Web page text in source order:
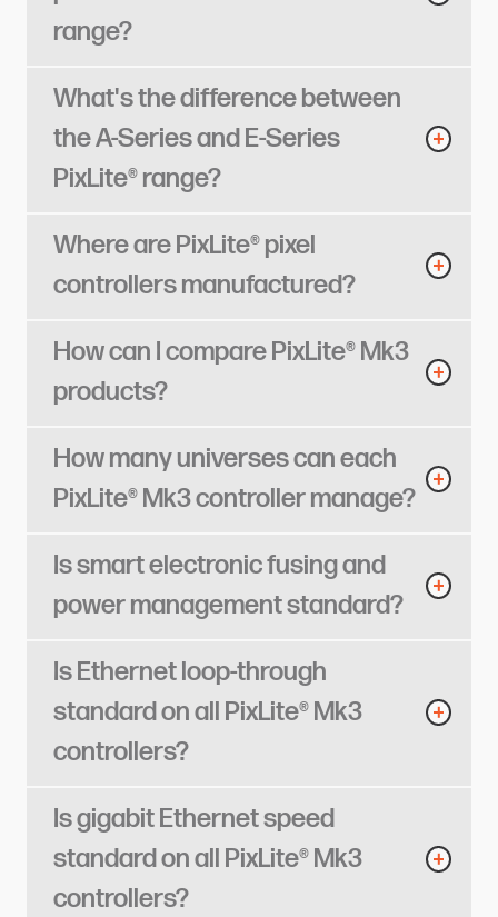
range?​​​​‌ ‍ ​‍​‍‌‍ ‌ ​‍‌‍‍‌‌‍‌ ‌‍‍‌‌‍ ‍​‍​‍​ ‍‍​‍​‍‌ ​ ‌‍​‌‌‍ ‍‌‍‍‌‌ ‌​‌ ‍‌​‍ ‍‌‍‍‌‌‍ ​‍​‍​‍ ​​‍​‍‌‍‍​‌ ​‍‌‍‌‌‌‍‌‍​‍​‍​ ‍‍​‍​‍​‍ ‌ ​ ‌ ‌​‌ ‌‌‌‍‌​‌‍‍‌‌‍ ​‍ ‌‍‍‌‌‍ ‍‌ ‌​‌‍‌‌‌‍ ‍‌ ‌​​‍ ‌‍‌‌‌‍‌​‌‍‍‌‌ ‌​​‍ ‌‍ ‌‌‍ ‌‍‌​‌‍‌‌​ ‌‌ ​​‌ ​‍‌‍‌‌‌ ​ ‌‍‌‌‌‍ ‍‌ ‌​‌‍​‌‌ ‌​‌‍‍‌‌‍ ‌‍ ‍​ ‍ ‌‍‍‌‌‍‌​​ ‌​ ​​​ ​‌​ ​‍​ ​​‌‍‌‌‌‍​‌​ ‌‌​ ‌ ​‍ ‌‌‍​ ‌‍​‍‌‍‌‌​ ‌‌​‍ ‌​ ‌​‌‍‌‍​ ​​​ ‌‍​‍ ‌​ ‍​​ ​‍​ ​‍​ ​‍​‍ ‌​ ​‌​ ​‍‌‍​ ​ ​​‌‍​‌​ ‌‌‌‍‌‌‌‍​‌​ ‌‌‌‍​‌​ ‌ ​ ‍​​ ‍ ‌ ‌​‌ ‍‌‌ ​​‌‍‌‌​ ‌‌‍‌‍‌‍​‌‌ ​‌​ ‍ ‌ ​​‌‍​‌‌ ‌​‌‍‍​​ ‌‌ ‌​‌‍‍‌‌ ‌​‌‍ ​‌‍‌‌​ ‌‍​‍‌‍​‌‌ ​ ‌‍‌‌‌‌‌‌‌ ​‍‌‍ ​​ ‌​‍‌‌​ ​‍‌​‌‍‌ ​ ‌ ‌​‌ ‌‌‌‍‌​‌‍‍‌‌‍ ​‍‌‍‌‍‍‌‌‍‌​​ ‌​ ​​​ ​‌​ ​‍​ ​​‌‍‌‌‌‍​‌​ ‌‌​ ‌ ​‍ ‌‌‍​ ‌‍​‍‌‍‌‌​ ‌‌​‍ ‌​ ‌​‌‍‌‍​ ​​​ ‌‍​‍ ‌​ ‍​​ ​‍​ ​‍​ ​‍​‍ ‌​ ​‌​ ​‍‌‍​ ​ ​​‌‍​‌​ ‌‌‌‍‌‌‌‍​‌​ ‌‌‌‍​‌​ ‌ ​ ‍​​‍‌‍‌ ‌​‌ ‍‌‌ ​​‌‍‌‌​ ‌‌‍‌‍‌‍​‌‌ ​‌​‍‌‍‌ ​​‌‍​‌‌ ‌​‌‍‍​​ ‌‌ ‌​‌‍‍‌‌ ‌​‌‍ ​‌‍‌‌​‍‌‍‌ ​​‌‍‌‌‌ ​‍‌ ​ ‌ ​​‌‍‌‌‌‍​ ‌ ‌​‌‍‍‌‌ ‌‍‌‍‌‌​ ‌‌ ​​‌ ‌‌‌‍​‍‌‍ ​‌‍‍‌‌ ​ ‌‍‍​‌‍‌‌‌‍‌​​‍​‍‌ ‌
What's the difference between
the A-Series and E-Series
PixLite® range?​​​​‌ ‍ ​‍​‍‌‍ ‌ ​‍‌‍‍‌‌‍‌ ‌‍‍‌‌‍ ‍​‍​‍​ ‍‍​‍​‍‌ ​ ‌‍​‌‌‍ ‍‌‍‍‌‌ ‌​‌ ‍‌​‍ ‍‌‍‍‌‌‍ ​‍​‍​‍ ​​‍​‍‌‍‍​‌ ​‍‌‍‌‌‌‍‌‍​‍​‍​ ‍‍​‍​‍​‍ ‌ ​ ‌ ‌​‌ ‌‌‌‍‌​‌‍‍‌‌‍ ​‍ ‌‍‍‌‌‍ ‍‌ ‌​‌‍‌‌‌‍ ‍‌ ‌​​‍ ‌‍‌‌‌‍‌​‌‍‍‌‌ ‌​​‍ ‌‍ ‌‌‍ ‌‍‌​‌‍‌‌​ ‌‌ ​​‌ ​‍‌‍‌‌‌ ​ ‌‍‌‌‌‍ ‍‌ ‌​‌‍​‌‌ ‌​‌‍‍‌‌‍ ‌‍ ‍​ ‍ ‌‍‍‌‌‍‌​​ ‌​ ​​​ ‌ ‌‍​‍​ ‍‌​ ‌‌‌‍​ ​ ​‍​ ‍​​‍ ‌​ ‍‌‌‍​ ​ ‌‌‌‍​‍​‍ ‌​ ‌​​ ‌‍‌‍‌​​ ‌​​‍ ‌‌‍​‍‌‍​ ​ ‍‌​ ​​​‍ ‌‌‍‌‌‌‍‌‍​ ‌​​ ‌‍​ ‍‌‌‍‌‍‌‍‌‍​ ‍‌‌‍‌​​ ‌ ​ ‌‍‌‍‌‍​ ‍ ‌ ‌​‌ ‍‌‌ ​​‌‍‌‌​ ‌‌‍‌‍‌‍​‌‌ ​‌​ ‍ ‌ ​​‌‍​‌‌ ‌​‌‍‍​​ ‌‌ ‌​‌‍‍‌‌ ‌​‌‍ ​‌‍‌‌​ ‌‍​‍‌‍​‌‌ ​ ‌‍‌‌‌‌‌‌‌ ​‍‌‍ ​​ ‌​‍‌‌​ ​‍‌​‌‍‌ ​ ‌ ‌​‌ ‌‌‌‍‌​‌‍‍‌‌‍ ​‍‌‍‌‍‍‌‌‍‌​​ ‌​ ​​​ ‌ ‌‍​‍​ ‍‌​ ‌‌‌‍​ ​ ​‍​ ‍​​‍ ‌​ ‍‌‌‍​ ​ ‌‌‌‍​‍​‍ ‌​ ‌​​ ‌‍‌‍‌​​ ‌​​‍ ‌‌‍​‍‌‍​ ​ ‍‌​ ​​​‍ ‌‌‍‌‌‌‍‌‍​ ‌​​ ‌‍​ ‍‌‌‍‌‍‌‍‌‍​ ‍‌‌‍‌​​ ‌ ​ ‌‍‌‍‌‍​‍‌‍‌ ‌​‌ ‍‌‌ ​​‌‍‌‌​ ‌‌‍‌‍‌‍​‌‌ ​‌​‍‌‍‌ ​​‌‍​‌‌ ‌​‌‍‍​​ ‌‌ ‌​‌‍‍‌‌ ‌​‌‍ ​‌‍‌‌​‍‌‍‌ ​​‌‍‌‌‌ ​‍‌ ​ ‌ ​​‌‍‌‌‌‍​ ‌ ‌​‌‍‍‌‌ ‌‍‌‍‌‌​ ‌‌ ​​‌ ‌‌‌‍​‍‌‍ ​‌‍‍‌‌ ​ ‌‍‍​‌‍‌‌‌‍‌​​‍​‍‌ ‌
Where are PixLite® pixel
controllers manufactured?​​​​‌ ‍ ​‍​‍‌‍ ‌ ​‍‌‍‍‌‌‍‌ ‌‍‍‌‌‍ ‍​‍​‍​ ‍‍​‍​‍‌ ​ ‌‍​‌‌‍ ‍‌‍‍‌‌ ‌​‌ ‍‌​‍ ‍‌‍‍‌‌‍ ​‍​‍​‍ ​​‍​‍‌‍‍​‌ ​‍‌‍‌‌‌‍‌‍​‍​‍​ ‍‍​‍​‍​‍ ‌ ​ ‌ ‌​‌ ‌‌‌‍‌​‌‍‍‌‌‍ ​‍ ‌‍‍‌‌‍ ‍‌ ‌​‌‍‌‌‌‍ ‍‌ ‌​​‍ ‌‍‌‌‌‍‌​‌‍‍‌‌ ‌​​‍ ‌‍ ‌‌‍ ‌‍‌​‌‍‌‌​ ‌‌ ​​‌ ​‍‌‍‌‌‌ ​ ‌‍‌‌‌‍ ‍‌ ‌​‌‍​‌‌ ‌​‌‍‍‌‌‍ ‌‍ ‍​ ‍ ‌‍‍‌‌‍‌​​ ‌​ ‌ ​ ‍​‌‍‌​‌‍​ ‌‍​‌​ ​‌‌‍‌​​ ‌‍​‍ ‌​ ​‍‌‍‌​​ ‌‍‌‍‌​​‍ ‌​ ‌​‌‍‌​​ ‌‌‌‍​‌​‍ ‌​ ‍‌​ ‌‌​ ‌‍​ ​‌​‍ ‌‌‍​ ‌‍​‍‌‍​ ​ ‌‌​ ‌ ​ ​​‌‍‌​‌‍​ ​ ‍‌​ ​‍​ ‍‌​ ‍‌​ ‍ ‌ ‌​‌ ‍‌‌ ​​‌‍‌‌​ ‌‌‍‌‍‌‍​‌‌ ​‌​ ‍ ‌ ​​‌‍​‌‌ ‌​‌‍‍​​ ‌‌ ‌​‌‍‍‌‌ ‌​‌‍ ​‌‍‌‌​ ‌‍​‍‌‍​‌‌ ​ ‌‍‌‌‌‌‌‌‌ ​‍‌‍ ​​ ‌​‍‌‌​ ​‍‌​‌‍‌ ​ ‌ ‌​‌ ‌‌‌‍‌​‌‍‍‌‌‍ ​‍‌‍‌‍‍‌‌‍‌​​ ‌​ ‌ ​ ‍​‌‍‌​‌‍​ ‌‍​‌​ ​‌‌‍‌​​ ‌‍​‍ ‌​ ​‍‌‍‌​​ ‌‍‌‍‌​​‍ ‌​ ‌​‌‍‌​​ ‌‌‌‍​‌​‍ ‌​ ‍‌​ ‌‌​ ‌‍​ ​‌​‍ ‌‌‍​ ‌‍​‍‌‍​ ​ ‌‌​ ‌ ​ ​​‌‍‌​‌‍​ ​ ‍‌​ ​‍​ ‍‌​ ‍‌​‍‌‍‌ ‌​‌ ‍‌‌ ​​‌‍‌‌​ ‌‌‍‌‍‌‍​‌‌ ​‌​‍‌‍‌ ​​‌‍​‌‌ ‌​‌‍‍​​ ‌‌ ‌​‌‍‍‌‌ ‌​‌‍ ​‌‍‌‌​‍‌‍‌ ​​‌‍‌‌‌ ​‍‌ ​ ‌ ​​‌‍‌‌‌‍​ ‌ ‌​‌‍‍‌‌ ‌‍‌‍‌‌​ ‌‌ ​​‌ ‌‌‌‍​‍‌‍ ​‌‍‍‌‌ ​ ‌‍‍​‌‍‌‌‌‍‌​​‍​‍‌ ‌
How can I compare PixLite® Mk3
products?​​​​‌ ‍ ​‍​‍‌‍ ‌ ​‍‌‍‍‌‌‍‌ ‌‍‍‌‌‍ ‍​‍​‍​ ‍‍​‍​‍‌ ​ ‌‍​‌‌‍ ‍‌‍‍‌‌ ‌​‌ ‍‌​‍ ‍‌‍‍‌‌‍ ​‍​‍​‍ ​​‍​‍‌‍‍​‌ ​‍‌‍‌‌‌‍‌‍​‍​‍​ ‍‍​‍​‍​‍ ‌ ​ ‌ ‌​‌ ‌‌‌‍‌​‌‍‍‌‌‍ ​‍ ‌‍‍‌‌‍ ‍‌ ‌​‌‍‌‌‌‍ ‍‌ ‌​​‍ ‌‍‌‌‌‍‌​‌‍‍‌‌ ‌​​‍ ‌‍ ‌‌‍ ‌‍‌​‌‍‌‌​ ‌‌ ​​‌ ​‍‌‍‌‌‌ ​ ‌‍‌‌‌‍ ‍‌ ‌​‌‍​‌‌ ‌​‌‍‍‌‌‍ ‌‍ ‍​ ‍ ‌‍‍‌‌‍‌​​ ‌​ ‌​​ ‌ ​ ​‍‌‍​ ‌‍​‌​ ​​​ ​ ​ ​ ​‍ ‌‌‍‌‌​ ​‌‌‍​ ​ ‍​​‍ ‌​ ‌​​ ​‍​ ​‍‌‍‌​​‍ ‌​ ‍​​ ‍​​ ​‍‌‍‌​​‍ ‌​ ​‌​ ‌‍‌‍​‍‌‍​‌​ ​​‌‍​‍​ ‌‌‌‍‌‌‌‍​ ‌‍‌‍‌‍‌‌​ ‌ ​ ‍ ‌ ‌​‌ ‍‌‌ ​​‌‍‌‌​ ‌‌‍‌‍‌‍​‌‌ ​‌​ ‍ ‌ ​​‌‍​‌‌ ‌​‌‍‍​​ ‌‌ ‌​‌‍‍‌‌ ‌​‌‍ ​‌‍‌‌​ ‌‍​‍‌‍​‌‌ ​ ‌‍‌‌‌‌‌‌‌ ​‍‌‍ ​​ ‌​‍‌‌​ ​‍‌​‌‍‌ ​ ‌ ‌​‌ ‌‌‌‍‌​‌‍‍‌‌‍ ​‍‌‍‌‍‍‌‌‍‌​​ ‌​ ‌​​ ‌ ​ ​‍‌‍​ ‌‍​‌​ ​​​ ​ ​ ​ ​‍ ‌‌‍‌‌​ ​‌‌‍​ ​ ‍​​‍ ‌​ ‌​​ ​‍​ ​‍‌‍‌​​‍ ‌​ ‍​​ ‍​​ ​‍‌‍‌​​‍ ‌​ ​‌​ ‌‍‌‍​‍‌‍​‌​ ​​‌‍​‍​ ‌‌‌‍‌‌‌‍​ ‌‍‌‍‌‍‌‌​ ‌ ​‍‌‍‌ ‌​‌ ‍‌‌ ​​‌‍‌‌​ ‌‌‍‌‍‌‍​‌‌ ​‌​‍‌‍‌ ​​‌‍​‌‌ ‌​‌‍‍​​ ‌‌ ‌​‌‍‍‌‌ ‌​‌‍ ​‌‍‌‌​‍‌‍‌ ​​‌‍‌‌‌ ​‍‌ ​ ‌ ​​‌‍‌‌‌‍​ ‌ ‌​‌‍‍‌‌ ‌‍‌‍‌‌​ ‌‌ ​​‌ ‌‌‌‍​‍‌‍ ​‌‍‍‌‌ ​ ‌‍‍​‌‍‌‌‌‍‌​​‍​‍‌ ‌
How many universes can each
PixLite® Mk3 controller manage?​​​​‌ ‍ ​‍​‍‌‍ ‌ ​‍‌‍‍‌‌‍‌ ‌‍‍‌‌‍ ‍​‍​‍​ ‍‍​‍​‍‌ ​ ‌‍​‌‌‍ ‍‌‍‍‌‌ ‌​‌ ‍‌​‍ ‍‌‍‍‌‌‍ ​‍​‍​‍ ​​‍​‍‌‍‍​‌ ​‍‌‍‌‌‌‍‌‍​‍​‍​ ‍‍​‍​‍​‍ ‌ ​ ‌ ‌​‌ ‌‌‌‍‌​‌‍‍‌‌‍ ​‍ ‌‍‍‌‌‍ ‍‌ ‌​‌‍‌‌‌‍ ‍‌ ‌​​‍ ‌‍‌‌‌‍‌​‌‍‍‌‌ ‌​​‍ ‌‍ ‌‌‍ ‌‍‌​‌‍‌‌​ ‌‌ ​​‌ ​‍‌‍‌‌‌ ​ ‌‍‌‌‌‍ ‍‌ ‌​‌‍​‌‌ ‌​‌‍‍‌‌‍ ‌‍ ‍​ ‍ ‌‍‍‌‌‍‌​​ ‌‌‍‌‌​ ​‍​ ‌‍​ ‌ ‌‍​ ​ ​‍​ ‌‌​ ‍​​‍ ‌​ ‌​‌‍​ ​ ‍​‌‍‌‍​‍ ‌​ ‌​‌‍​ ​ ​​‌‍​‍​‍ ‌​ ‍‌​ ‌‌‌‍‌‌​ ‌‍​‍ ‌​ ‌‍​ ​ ‌‍​‌​ ‌‌​ ​​​ ‌‍​ ​‌​ ‌‍​ ‌‍​ ‌ ​ ​‌​ ​​​ ‍ ‌ ‌​‌ ‍‌‌ ​​‌‍‌‌​ ‌‌‍‌‍‌‍​‌‌ ​‌​ ‍ ‌ ​​‌‍​‌‌ ‌​‌‍‍​​ ‌‌ ‌​‌‍‍‌‌ ‌​‌‍ ​‌‍‌‌​ ‌‍​‍‌‍​‌‌ ​ ‌‍‌‌‌‌‌‌‌ ​‍‌‍ ​​ ‌​‍‌‌​ ​‍‌​‌‍‌ ​ ‌ ‌​‌ ‌‌‌‍‌​‌‍‍‌‌‍ ​‍‌‍‌‍‍‌‌‍‌​​ ‌‌‍‌‌​ ​‍​ ‌‍​ ‌ ‌‍​ ​ ​‍​ ‌‌​ ‍​​‍ ‌​ ‌​‌‍​ ​ ‍​‌‍‌‍​‍ ‌​ ‌​‌‍​ ​ ​​‌‍​‍​‍ ‌​ ‍‌​ ‌‌‌‍‌‌​ ‌‍​‍ ‌​ ‌‍​ ​ ‌‍​‌​ ‌‌​ ​​​ ‌‍​ ​‌​ ‌‍​ ‌‍​ ‌ ​ ​‌​ ​​​‍‌‍‌ ‌​‌ ‍‌‌ ​​‌‍‌‌​ ‌‌‍‌‍‌‍​‌‌ ​‌​‍‌‍‌ ​​‌‍​‌‌ ‌​‌‍‍​​ ‌‌ ‌​‌‍‍‌‌ ‌​‌‍ ​‌‍‌‌​‍‌‍‌ ​​‌‍‌‌‌ ​‍‌ ​ ‌ ​​‌‍‌‌‌‍​ ‌ ‌​‌‍‍‌‌ ‌‍‌‍‌‌​ ‌‌ ​​‌ ‌‌‌‍​‍‌‍ ​‌‍‍‌‌ ​ ‌‍‍​‌‍‌‌‌‍‌​​‍​‍‌ ‌
Is smart electronic fusing and
power management standard?​​​​‌ ‍ ​‍​‍‌‍ ‌ ​‍‌‍‍‌‌‍‌ ‌‍‍‌‌‍ ‍​‍​‍​ ‍‍​‍​‍‌ ​ ‌‍​‌‌‍ ‍‌‍‍‌‌ ‌​‌ ‍‌​‍ ‍‌‍‍‌‌‍ ​‍​‍​‍ ​​‍​‍‌‍‍​‌ ​‍‌‍‌‌‌‍‌‍​‍​‍​ ‍‍​‍​‍​‍ ‌ ​ ‌ ‌​‌ ‌‌‌‍‌​‌‍‍‌‌‍ ​‍ ‌‍‍‌‌‍ ‍‌ ‌​‌‍‌‌‌‍ ‍‌ ‌​​‍ ‌‍‌‌‌‍‌​‌‍‍‌‌ ‌​​‍ ‌‍ ‌‌‍ ‌‍‌​‌‍‌‌​ ‌‌ ​​‌ ​‍‌‍‌‌‌ ​ ‌‍‌‌‌‍ ‍‌ ‌​‌‍​‌‌ ‌​‌‍‍‌‌‍ ‌‍ ‍​ ‍ ‌‍‍‌‌‍‌​​ ‌‌‍‌‍‌‍‌‌​ ‌‍​ ​ ‌‍​ ​ ‌‌‌‍​‍‌‍‌​​‍ ‌​ ​ ‌‍‌‍​ ​‍​ ​‍​‍ ‌​ ‌​‌‍​‍​ ‌‌​ ‌‍​‍ ‌​ ‍​​ ‌‌​ ‍‌​ ​​​‍ ‌​ ‌‍​ ‌​‌‍‌‌​ ‌​‌‍‌‍‌‍‌‌​ ​ ​ ‌‌‌‍‌‍​ ‍​‌‍‌‌‌‍​‍​ ‍ ‌ ‌​‌ ‍‌‌ ​​‌‍‌‌​ ‌‌‍‌‍‌‍​‌‌ ​‌​ ‍ ‌ ​​‌‍​‌‌ ‌​‌‍‍​​ ‌‌ ‌​‌‍‍‌‌ ‌​‌‍ ​‌‍‌‌​ ‌‍​‍‌‍​‌‌ ​ ‌‍‌‌‌‌‌‌‌ ​‍‌‍ ​​ ‌​‍‌‌​ ​‍‌​‌‍‌ ​ ‌ ‌​‌ ‌‌‌‍‌​‌‍‍‌‌‍ ​‍‌‍‌‍‍‌‌‍‌​​ ‌‌‍‌‍‌‍‌‌​ ‌‍​ ​ ‌‍​ ​ ‌‌‌‍​‍‌‍‌​​‍ ‌​ ​ ‌‍‌‍​ ​‍​ ​‍​‍ ‌​ ‌​‌‍​‍​ ‌‌​ ‌‍​‍ ‌​ ‍​​ ‌‌​ ‍‌​ ​​​‍ ‌​ ‌‍​ ‌​‌‍‌‌​ ‌​‌‍‌‍‌‍‌‌​ ​ ​ ‌‌‌‍‌‍​ ‍​‌‍‌‌‌‍​‍​‍‌‍‌ ‌​‌ ‍‌‌ ​​‌‍‌‌​ ‌‌‍‌‍‌‍​‌‌ ​‌​‍‌‍‌ ​​‌‍​‌‌ ‌​‌‍‍​​ ‌‌ ‌​‌‍‍‌‌ ‌​‌‍ ​‌‍‌‌​‍‌‍‌ ​​‌‍‌‌‌ ​‍‌ ​ ‌ ​​‌‍‌‌‌‍​ ‌ ‌​‌‍‍‌‌ ‌‍‌‍‌‌​ ‌‌ ​​‌ ‌‌‌‍​‍‌‍ ​‌‍‍‌‌ ​ ‌‍‍​‌‍‌‌‌‍‌​​‍​‍‌ ‌
Is Ethernet loop-through
standard on all PixLite® Mk3
controllers?​​​​‌ ‍ ​‍​‍‌‍ ‌ ​‍‌‍‍‌‌‍‌ ‌‍‍‌‌‍ ‍​‍​‍​ ‍‍​‍​‍‌ ​ ‌‍​‌‌‍ ‍‌‍‍‌‌ ‌​‌ ‍‌​‍ ‍‌‍‍‌‌‍ ​‍​‍​‍ ​​‍​‍‌‍‍​‌ ​‍‌‍‌‌‌‍‌‍​‍​‍​ ‍‍​‍​‍​‍ ‌ ​ ‌ ‌​‌ ‌‌‌‍‌​‌‍‍‌‌‍ ​‍ ‌‍‍‌‌‍ ‍‌ ‌​‌‍‌‌‌‍ ‍‌ ‌​​‍ ‌‍‌‌‌‍‌​‌‍‍‌‌ ‌​​‍ ‌‍ ‌‌‍ ‌‍‌​‌‍‌‌​ ‌‌ ​​‌ ​‍‌‍‌‌‌ ​ ‌‍‌‌‌‍ ‍‌ ‌​‌‍​‌‌ ‌​‌‍‍‌‌‍ ‌‍ ‍​ ‍ ‌‍‍‌‌‍‌​​ ‌‌‍‌‍‌‍‌​​ ‌‍‌‍​ ​ ‌ ​ ‌‍​ ​​​ ‌​​‍ ‌​ ​‍‌‍‌‌​ ​‍​ ‌‍​‍ ‌​ ‌​‌‍​ ​ ‌ ​ ‍‌​‍ ‌​ ‍​​ ‌‍‌‍‌‌​ ‍‌​‍ ‌‌‍‌‍​ ‌‌‌‍​ ​ ‍‌​ ​‌‌‍‌‌​ ‌ ​ ‍​‌‍​ ​ ‌‍​ ‌‍​ ​ ​ ‍ ‌ ‌​‌ ‍‌‌ ​​‌‍‌‌​ ‌‌‍‌‍‌‍​‌‌ ​‌​ ‍ ‌ ​​‌‍​‌‌ ‌​‌‍‍​​ ‌‌ ‌​‌‍‍‌‌ ‌​‌‍ ​‌‍‌‌​ ‌‍​‍‌‍​‌‌ ​ ‌‍‌‌‌‌‌‌‌ ​‍‌‍ ​​ ‌​‍‌‌​ ​‍‌​‌‍‌ ​ ‌ ‌​‌ ‌‌‌‍‌​‌‍‍‌‌‍ ​‍‌‍‌‍‍‌‌‍‌​​ ‌‌‍‌‍‌‍‌​​ ‌‍‌‍​ ​ ‌ ​ ‌‍​ ​​​ ‌​​‍ ‌​ ​‍‌‍‌‌​ ​‍​ ‌‍​‍ ‌​ ‌​‌‍​ ​ ‌ ​ ‍‌​‍ ‌​ ‍​​ ‌‍‌‍‌‌​ ‍‌​‍ ‌‌‍‌‍​ ‌‌‌‍​ ​ ‍‌​ ​‌‌‍‌‌​ ‌ ​ ‍​‌‍​ ​ ‌‍​ ‌‍​ ​ ​‍‌‍‌ ‌​‌ ‍‌‌ ​​‌‍‌‌​ ‌‌‍‌‍‌‍​‌‌ ​‌​‍‌‍‌ ​​‌‍​‌‌ ‌​‌‍‍​​ ‌‌ ‌​‌‍‍‌‌ ‌​‌‍ ​‌‍‌‌​‍‌‍‌ ​​‌‍‌‌‌ ​‍‌ ​ ‌ ​​‌‍‌‌‌‍​ ‌ ‌​‌‍‍‌‌ ‌‍‌‍‌‌​ ‌‌ ​​‌ ‌‌‌‍​‍‌‍ ​‌‍‍‌‌ ​ ‌‍‍​‌‍‌‌‌‍‌​​‍​‍‌ ‌
Is gigabit Ethernet speed
standard on all PixLite® Mk3
controllers?​​​​‌ ‍ ​‍​‍‌‍ ‌ ​‍‌‍‍‌‌‍‌ ‌‍‍‌‌‍ ‍​‍​‍​ ‍‍​‍​‍‌ ​ ‌‍​‌‌‍ ‍‌‍‍‌‌ ‌​‌ ‍‌​‍ ‍‌‍‍‌‌‍ ​‍​‍​‍ ​​‍​‍‌‍‍​‌ ​‍‌‍‌‌‌‍‌‍​‍​‍​ ‍‍​‍​‍​‍ ‌ ​ ‌ ‌​‌ ‌‌‌‍‌​‌‍‍‌‌‍ ​‍ ‌‍‍‌‌‍ ‍‌ ‌​‌‍‌‌‌‍ ‍‌ ‌​​‍ ‌‍‌‌‌‍‌​‌‍‍‌‌ ‌​​‍ ‌‍ ‌‌‍ ‌‍‌​‌‍‌‌​ ‌‌ ​​‌ ​‍‌‍‌‌‌ ​ ‌‍‌‌‌‍ ‍‌ ‌​‌‍​‌‌ ‌​‌‍‍‌‌‍ ‌‍ ‍​ ‍ ‌‍‍‌‌‍‌​​ ‌​ ​‌​ ‌‌‌‍‌‌​ ​​‌‍​‍‌‍‌‌​ ‌‍‌‍‌‍​‍ ‌‌‍‌‌​ ‍‌​ ​‌‌‍​‌​‍ ‌​ ‌​​ ‍‌‌‍‌​​ ​‍​‍ ‌​ ‍‌​ ‌ ​ ​‍‌‍​‍​‍ ‌​ ​‍​ ​​​ ​‍​ ​‍​ ​‌​ ​‍​ ‍​​ ​‍​ ‌ ‌‍​ ​ ‍​​ ‌ ​ ‍ ‌ ‌​‌ ‍‌‌ ​​‌‍‌‌​ ‌‌‍‌‍‌‍​‌‌ ​‌​ ‍ ‌ ​​‌‍​‌‌ ‌​‌‍‍​​ ‌‌ ‌​‌‍‍‌‌ ‌​‌‍ ​‌‍‌‌​ ‌‍​‍‌‍​‌‌ ​ ‌‍‌‌‌‌‌‌‌ ​‍‌‍ ​​ ‌​‍‌‌​ ​‍‌​‌‍‌ ​ ‌ ‌​‌ ‌‌‌‍‌​‌‍‍‌‌‍ ​‍‌‍‌‍‍‌‌‍‌​​ ‌​ ​‌​ ‌‌‌‍‌‌​ ​​‌‍​‍‌‍‌‌​ ‌‍‌‍‌‍​‍ ‌‌‍‌‌​ ‍‌​ ​‌‌‍​‌​‍ ‌​ ‌​​ ‍‌‌‍‌​​ ​‍​‍ ‌​ ‍‌​ ‌ ​ ​‍‌‍​‍​‍ ‌​ ​‍​ ​​​ ​‍​ ​‍​ ​‌​ ​‍​ ‍​​ ​‍​ ‌ ‌‍​ ​ ‍​​ ‌ ​‍‌‍‌ ‌​‌ ‍‌‌ ​​‌‍‌‌​ ‌‌‍‌‍‌‍​‌‌ ​‌​‍‌‍‌ ​​‌‍​‌‌ ‌​‌‍‍​​ ‌‌ ‌​‌‍‍‌‌ ‌​‌‍ ​‌‍‌‌​‍‌‍‌ ​​‌‍‌‌‌ ​‍‌ ​ ‌ ​​‌‍‌‌‌‍​ ‌ ‌​‌‍‍‌‌ ‌‍‌‍‌‌​ ‌‌ ​​‌ ‌‌‌‍​‍‌‍ ​‌‍‍‌‌ ​ ‌‍‍​‌‍‌‌‌‍‌​​‍​‍‌ ‌